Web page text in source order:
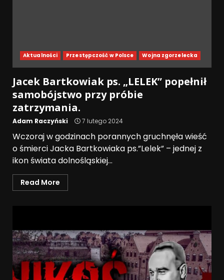
Aktualności Przestępczość w Polsce Wojna zgorzelecka
Jacek Bartkowiak ps. „LELEK” popełnił
samobójstwo przy próbie
zatrzymania.
Adam Raczyński 7 lutego 2024
Wczoraj w godzinach porannych gruchnęła wieść
o śmierci Jacka Bartkowiaka ps.”Lelek” – jednej z
ikon świata dolnośląskiej...
Read More